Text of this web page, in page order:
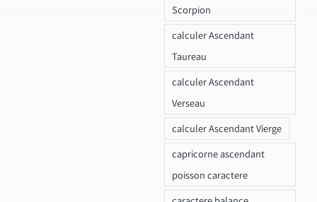
Scorpion
calculer Ascendant
Taureau
calculer Ascendant
Verseau
calculer Ascendant Vierge
capricorne ascendant
poisson caractere